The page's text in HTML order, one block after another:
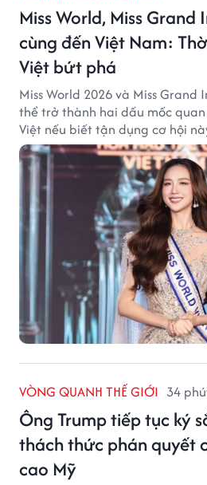
Miss World, Miss
cùng đến Việt Nam:
Việt bứt phá
Miss World 2026 và Miss
thể trở thành hai dấu mốc
Việt nếu biết tận dụng cơ hội
VÒNG QUANH THẾ GIỚI 34
Ông Trump tiếp tục ký
thách thức phán quyết
cao Mỹ